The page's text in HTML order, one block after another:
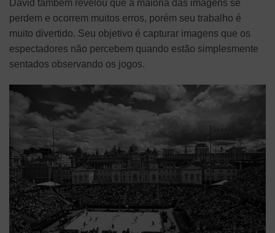
David também revelou que a maioria das imagens se
perdem e ocorrem muitos erros, porém seu trabalho é
muito divertido. Seu objetivo é capturar imagens que os
espectadores não percebem quando estão simplesmente
sentados observando os jogos.